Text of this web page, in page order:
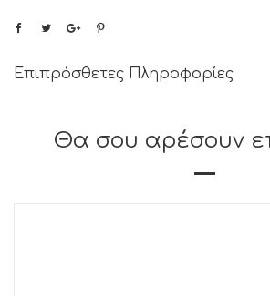
Επιπρόσθετες Πληροφορίες
Θα σου αρέσουν